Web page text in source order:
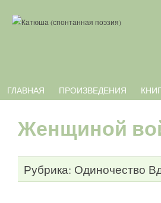
ГЛАВНАЯ ПРОИЗВЕДЕНИЯ
Женщиной
Рубрика: Одиночество